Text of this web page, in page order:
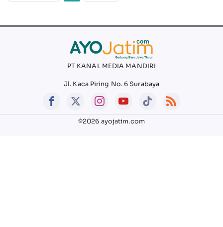
PT KANAL MEDIA MANDIRI
Jl. Kaca Piring No. 6 Surabaya
©2026 ayojatim.com